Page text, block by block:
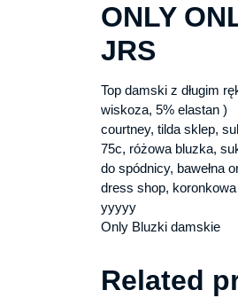
ONLY
JRS
Top damski z długim
wiskoza, 5% elastan )
courtney, tilda sklep,
75c, różowa bluzka,
do spódnicy, bawełna
dress shop,
yyyyy
Only Bluzki damskie
Related